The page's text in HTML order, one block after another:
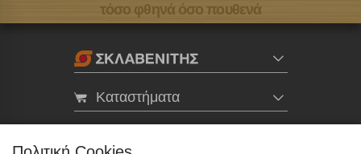
τόσο φθηνά όσο πουθενά
Καταστήματα